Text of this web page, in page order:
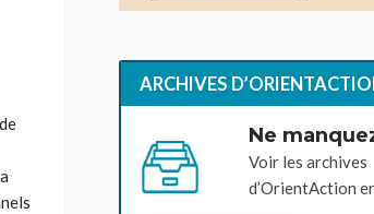
de
ARCHIVES
Ne
Voir les archives
d’OrientAction